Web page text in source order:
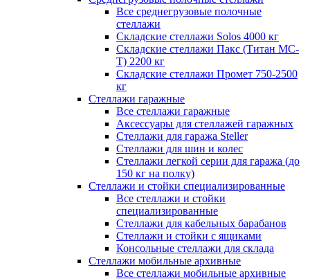
Все среднегрузовые полочные
стеллажи
Складские стеллажи Solos 4000 кг
Складские стеллажи Пакс (Титан МС-
Т) 2200 кг
Складские стеллажи Промет 750-2500
кг
Стеллажи гаражные
Все стеллажи гаражные
Аксессуары для стеллажей гаражных
Стеллажи для гаража Steller
Стеллажи для шин и колес
Стеллажи легкой серии для гаража (до
150 кг на полку)
Стеллажи и стойки специализированные
Все стеллажи и стойки
специализированные
Стеллажи для кабельных барабанов
Стеллажи и стойки с ящиками
Консольные стеллажи для склада
Стеллажи мобильные архивные
Все стеллажи мобильные архивные